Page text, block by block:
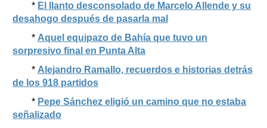
* El llanto desconsolado de Marcelo Allende y su
desahogo después de pasarla mal
* Aquel equipazo de Bahía que tuvo un
sorpresivo final en Punta Alta
* Alejandro Ramallo, recuerdos e historias detrás
de los 918 partidos
* Pepe Sánchez eligió un camino que no estaba
señalizado